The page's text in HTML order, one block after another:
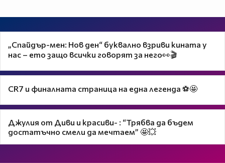
„Спайдър-мен: Нов ден“ буквално взриви кината у
нас – ето защо всички говорят за него👀🎬
CR7 и финалната страница на една легенда ⚽🤩
Джулия от Диви и красиви- : “Трябва да бъдем
достатъчно смели да мечтаем” 🤩💥